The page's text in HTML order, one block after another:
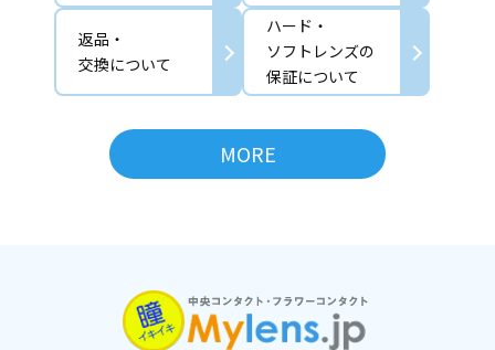
返品・
交換について
ハード・
ソフトレンズの
保証について
MORE